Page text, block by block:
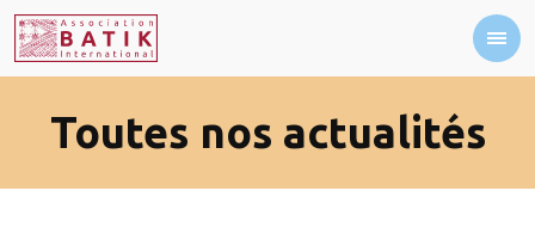
Toutes nos actualités